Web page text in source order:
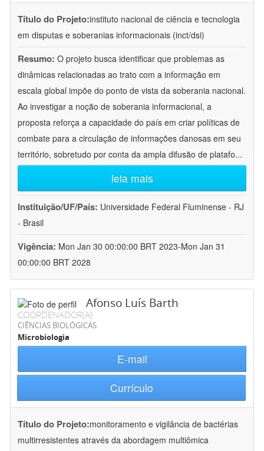
Título do Projeto:instituto nacional de ciência e tecnologia
em disputas e soberanias informacionais (inct/dsi)
Resumo: O projeto busca identificar que problemas as
dinâmicas relacionadas ao trato com a informação em
escala global impõe do ponto de vista da soberania nacional.
Ao investigar a noção de soberania informacional, a
proposta reforça a capacidade do país em criar políticas de
combate para a circulação de informações danosas em seu
território, sobretudo por conta da ampla difusão de platafo...
leia mais
Instituição/UF/País: Universidade Federal Fluminense - RJ
- Brasil
Vigência: Mon Jan 30 00:00:00 BRT 2023-Mon Jan 31
00:00:00 BRT 2028
Afonso Luís Barth
COORDENADOR(A)
CIÊNCIAS BIOLÓGICAS
Microbiologia
E-mail
Currículo
Título do Projeto:monitoramento e vigilância de bactérias
multirresistentes através da abordagem multiômica